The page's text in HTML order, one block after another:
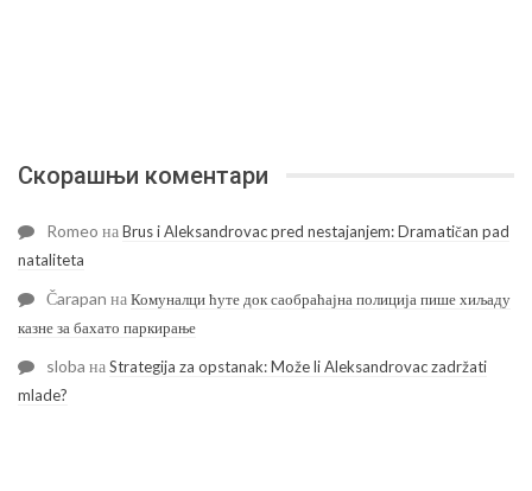
Скорашњи коментари
Romeo наBrus i Aleksandrovac pred nestajanjem: Dramatičan pad
nataliteta
Čarapan наКомуналци ћуте док саобраћајна полиција пише хиљаду
казне за бахато паркирање
sloba наStrategija za opstanak: Može li Aleksandrovac zadržati
mlade?